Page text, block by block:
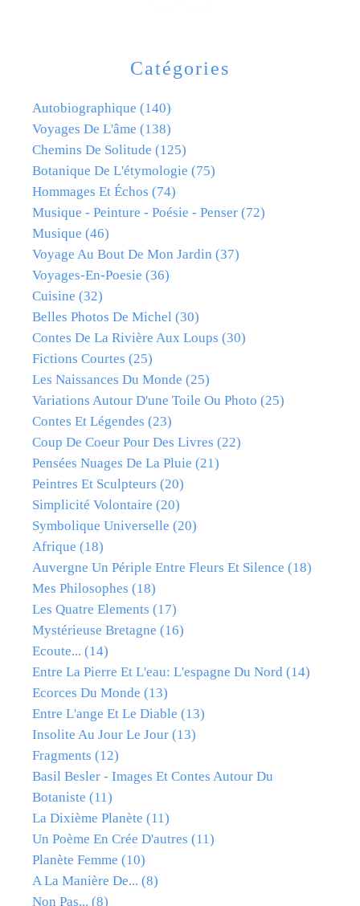
Catégories
Autobiographique (140)
Voyages De L'âme (138)
Chemins De Solitude (125)
Botanique De L'étymologie (75)
Hommages Et Échos (74)
Musique - Peinture - Poésie - Penser (72)
Musique (46)
Voyage Au Bout De Mon Jardin (37)
Voyages-En-Poesie (36)
Cuisine (32)
Belles Photos De Michel (30)
Contes De La Rivière Aux Loups (30)
Fictions Courtes (25)
Les Naissances Du Monde (25)
Variations Autour D'une Toile Ou Photo (25)
Contes Et Légendes (23)
Coup De Coeur Pour Des Livres (22)
Pensées Nuages De La Pluie (21)
Peintres Et Sculpteurs (20)
Simplicité Volontaire (20)
Symbolique Universelle (20)
Afrique (18)
Auvergne Un Périple Entre Fleurs Et Silence (18)
Mes Philosophes (18)
Les Quatre Elements (17)
Mystérieuse Bretagne (16)
Ecoute... (14)
Entre La Pierre Et L'eau: L'espagne Du Nord (14)
Ecorces Du Monde (13)
Entre L'ange Et Le Diable (13)
Insolite Au Jour Le Jour (13)
Fragments (12)
Basil Besler - Images Et Contes Autour Du
Botaniste (11)
La Dixième Planète (11)
Un Poème En Crée D'autres (11)
Planète Femme (10)
A La Manière De... (8)
Non Pas... (8)